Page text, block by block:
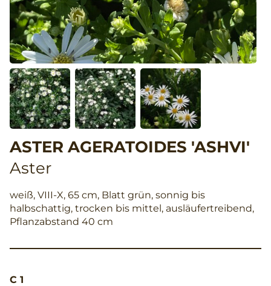
ASTER AGERATOIDES 'ASHVI'
Aster
weiß, VIII-X, 65 cm, Blatt grün, sonnig bis
halbschattig, trocken bis mittel, ausläufertreibend,
Pflanzabstand 40 cm
C 1